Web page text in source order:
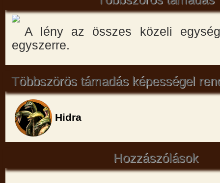
A lény az összes közeli
egyszerre.
Többszörös támadás képességel
Hidra
Hozzászólások